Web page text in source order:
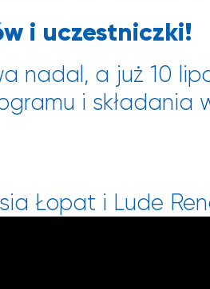
i uczestniczki!
nadal, a już 10
i składania
Łopat i Lude